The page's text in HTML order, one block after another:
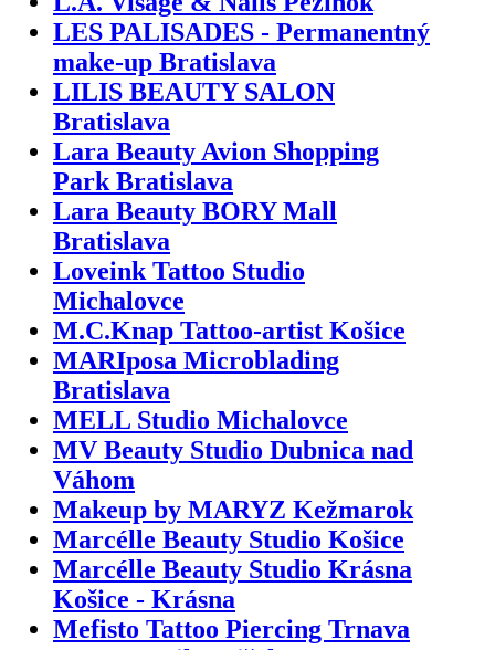
LES PALISADES - Permanentný
make-up Bratislava
LILIS BEAUTY SALON
Bratislava
Lara Beauty Avion Shopping
Park Bratislava
Lara Beauty BORY Mall
Bratislava
Loveink Tattoo Studio
Michalovce
M.C.Knap Tattoo-artist Košice
MARIposa Microblading
Bratislava
MELL Studio Michalovce
MV Beauty Studio Dubnica nad
Váhom
Makeup by MARYZ Kežmarok
Marcélle Beauty Studio Košice
Marcélle Beauty Studio Krásna
Košice - Krásna
Mefisto Tattoo Piercing Trnava